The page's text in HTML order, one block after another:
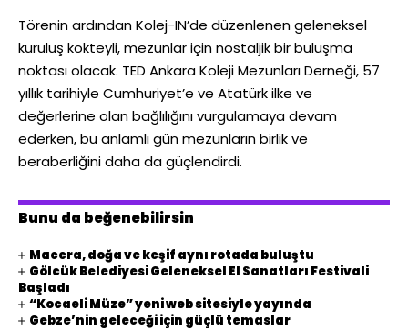
Törenin ardından Kolej-IN’de düzenlenen geleneksel
kuruluş kokteyli, mezunlar için nostaljik bir buluşma
noktası olacak. TED Ankara Koleji Mezunları Derneği, 57
yıllık tarihiyle Cumhuriyet’e ve Atatürk ilke ve
değerlerine olan bağlılığını vurgulamaya devam
ederken, bu anlamlı gün mezunların birlik ve
beraberliğini daha da güçlendirdi.
Bunu da beğenebilirsin
Macera, doğa ve keşif aynı rotada buluştu
Gölcük Belediyesi Geleneksel El Sanatları Festivali
Başladı
“Kocaeli Müze” yeni web sitesiyle yayında
Gebze’nin geleceği için güçlü temaslar